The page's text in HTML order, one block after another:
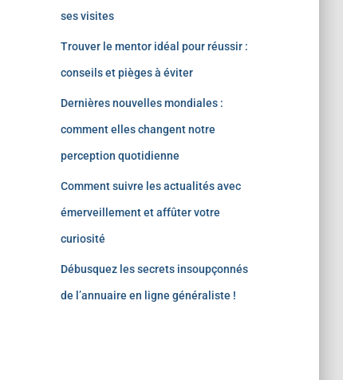
ses visites
Trouver le mentor idéal pour réussir :
conseils et pièges à éviter
Dernières nouvelles mondiales :
comment elles changent notre
perception quotidienne
Comment suivre les actualités avec
émerveillement et affûter votre
curiosité
Débusquez les secrets insoupçonnés
de l’annuaire en ligne généraliste !